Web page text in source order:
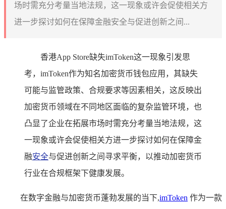
场时需充分考量当地法规，这一现象或许会促使相关方
进一步探讨如何在保障金融安全与促进创新之间...
香港App Store缺失imToken这一现象引发思
考，imToken作为知名加密货币钱包应用，其缺失
可能与监管政策、合规要求等因素相关，这反映出
加密货币领域在不同地区面临的复杂监管环境，也
凸显了企业在拓展市场时需充分考量当地法规，这
一现象或许会促使相关方进一步探讨如何在保障金
融安全与促进创新之间寻求平衡，以推动加密货币
行业在合规框架下健康发展。
在数字金融与加密货币蓬勃发展的当下,imToken 作为一款